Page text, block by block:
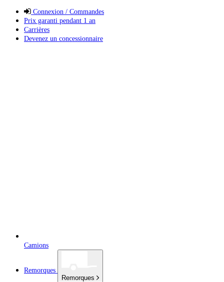
Connexion / Commandes
Prix garanti pendant 1 an
Carrières
Devenez un concessionnaire
Camions
Remorques
Remorques